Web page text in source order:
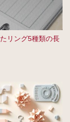
リング5種類の長